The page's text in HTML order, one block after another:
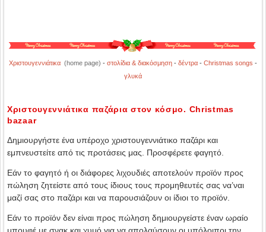
Χριστουγεννιάτικα (home page) - στολίδια & διακόσμηση - δέντρα - Christmas songs -
γλυκά
Χριστουγεννιάτικα παζάρια στον κόσμο. Christmas
bazaar
Δημιουργήστε ένα υπέροχο χριστουγεννιάτικο παζάρι και
εμπνευστείτε από τις προτάσεις μας. Προσφέρετε φαγητό.
Εάν το φαγητό ή οι διάφορες λιχουδιές αποτελούν προϊόν προς
πώληση ζητείστε από τους ίδιους τους προμηθευτές σας να’ναι
μαζί σας στο παζάρι και να παρουσιάζουν οι ίδιοι το προϊόν.
Εάν το προϊόν δεν είναι προς πώληση δημιουργείστε έναν ωραίο
μπουφέ με σνακ και χυμό για να απολαύσουν οι υπόλοιποι την